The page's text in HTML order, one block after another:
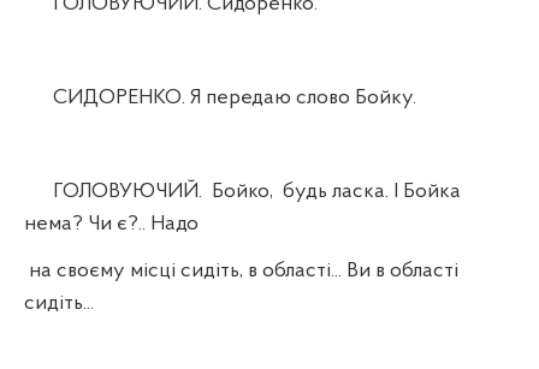
СИДОРЕНКО. Я передаю слово Бойку.
ГОЛОВУЮЧИЙ. Бойко, будь ласка. І Бойка
нема? Чи є?.. Надо
на своєму місці сидіть, в області... Ви в області
сидіть...